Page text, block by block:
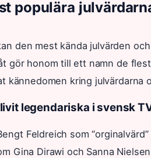
populära
den mest kända julvärden
gör honom till ett namn de
kännedomen kring
legendariska i svensk
Feldreich som
Gina Dirawi och Sanna